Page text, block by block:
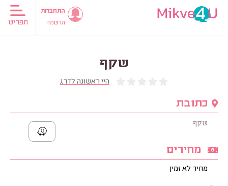
תפריט
התחברות
הרשמה
שקף
היי ראשונה לדרג
כתובת
שקף
מחירים
מחיר לא זמין